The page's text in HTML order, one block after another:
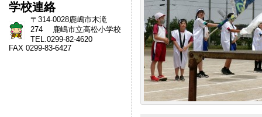
学校連絡
〒314-0028鹿嶋市木滝
274 鹿嶋市立高松小学校
TEL.0299-82-4620
FAX 0299-83-6427